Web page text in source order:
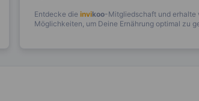
Entdecke die invikoo-Mitgliedschaft und erhalte
Möglichkeiten, um Deine Ernährung optimal zu